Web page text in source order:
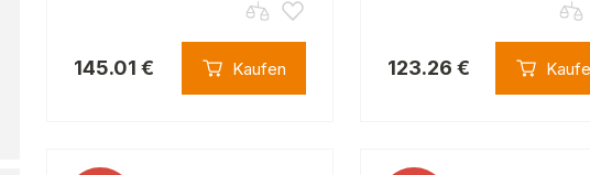
145.01 € Kaufen 123.26 €